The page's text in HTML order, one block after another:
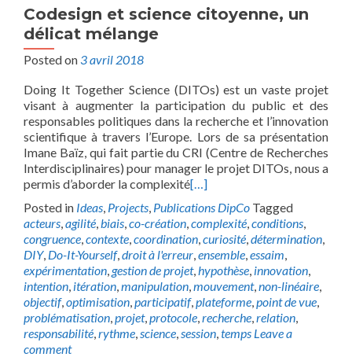
Codesign et science citoyenne, un
délicat mélange
Posted on 3 avril 2018
Doing It Together Science (DITOs) est un vaste projet
visant à augmenter la participation du public et des
responsables politiques dans la recherche et l’innovation
scientifique à travers l’Europe. Lors de sa présentation
Imane Baïz, qui fait partie du CRI (Centre de Recherches
Interdisciplinaires) pour manager le projet DITOs, nous a
permis d’aborder la complexité[…]
Posted in Ideas, Projects, Publications DipCo Tagged
acteurs,agilité,biais,co-création,complexité,conditions,
congruence,contexte,coordination,curiosité,détermination,
DIY, Do-It-Yourself,droit à l'erreur,ensemble,essaim,
expérimentation,gestion de projet,hypothèse, innovation,
intention, itération,manipulation,mouvement,non-linéaire,
objectif,optimisation,participatif,plateforme,point de vue,
problématisation,projet,protocole,recherche,relation,
responsabilité,rythme,science,session,temps Leave a
comment